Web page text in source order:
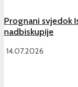
Prognani svjedok
nadbiskupije
14.07.2026